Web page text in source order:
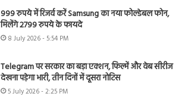
999 रुपये में रिजर्व करें Samsung का नया फोल्डेबल फोन,
मिलेंगे 2799 रुपये के फायदे
8 July 2026 - 5:54 PM
Telegram पर सरकार का बड़ा एक्शन, फिल्में और वेब सीरीज
देखना पड़ेगा भारी, तीन दिनों में दूसरा नोटिस
5 July 2026 - 2:25 PM